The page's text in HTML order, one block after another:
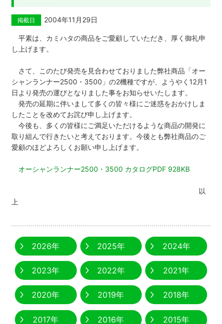
掲載日 2004年11月29日
平素は、カミハタの商品をご愛顧していただき、厚く御礼申
し上げます。
さて、このたび発売を見合わせておりました弊社商品「オー
シャンランナー2500・3500」の2機種ですが、ようやく12月1
日より発売の運びとなりました事をお知らせいたします。
発売の延期に伴いまして多くの皆々様にご迷惑をおかけしま
したことを改めてお詫び申し上げます。
今後も、多くの皆様にご満足いただけるような商品の開発に
取り組んで行きたいと考えております。今後とも弊社商品のご
愛顧のほどよろしくお願い申し上げます。
オーシャンランナー2500・3500 カタログPDF 928KB
以
上
2026年 2025年 2024年
2023年 2022年 2021年
2020年 2019年 2018年
2017年 2016年 2015年